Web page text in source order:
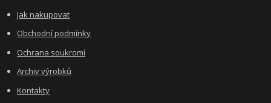
Jak nakupovat
Obchodní podmínky
Ochrana soukromí
Archiv výrobků
Kontakty